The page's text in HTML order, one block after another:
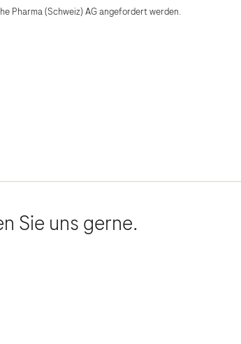
Pharma (Schweiz) AG angefordert werden.
Sie uns gerne.